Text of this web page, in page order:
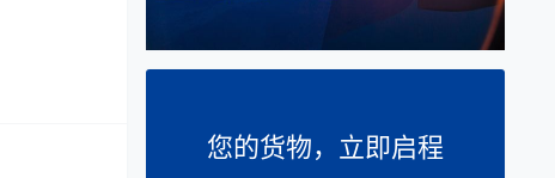
您的货物，立即启程